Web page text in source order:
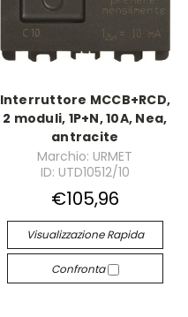
Interruttore MCCB+RCD,
2 moduli, 1P+N, 10A, Nea,
antracite
Marchio: URMET
ID: UTD10512/10
€105,96
Visualizzazione Rapida
Confronta